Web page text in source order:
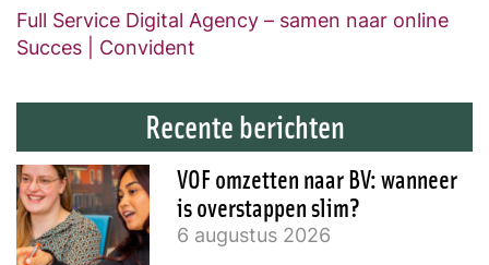
Full Service Digital Agency – samen naar online
Succes | Convident
Recente berichten
VOF omzetten naar BV: wanneer
is overstappen slim?
6 augustus 2026